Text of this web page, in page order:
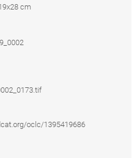
cm
oclc/1395419686